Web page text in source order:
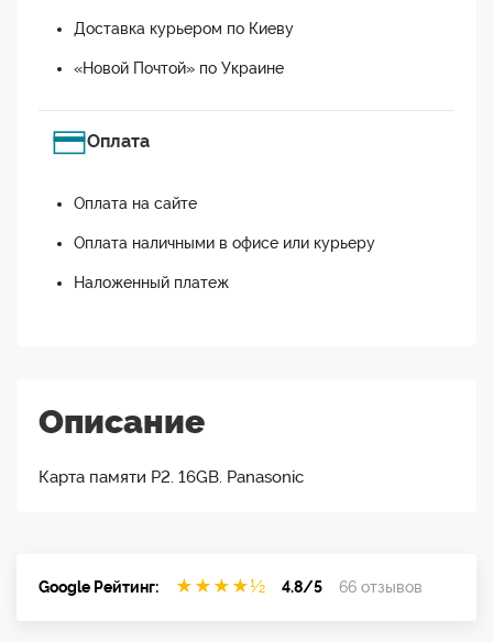
Доставка курьером по Киеву
«Новой Почтой» по Украине
Оплата
Оплата на сайте
Оплата наличными в офисе или курьеру
Наложенный платеж
Описание
Карта памяти P2. 16GB. Panasonic
Google Рейтинг: ★ ★ ★ ★½ 4.8/5 66 отзывов